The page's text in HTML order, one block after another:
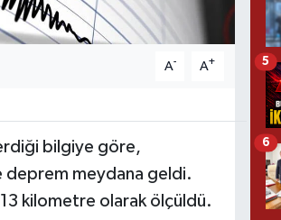
A- A+
bilgiye göre,
deprem meydana geldi.
kilometre olarak ölçüldü.
5
6